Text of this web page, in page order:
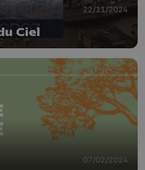
22/11/2024
Ciel
07/02/2024